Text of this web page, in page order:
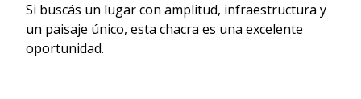
Si buscás un lugar con amplitud, infraestructura y
un paisaje único, esta chacra es una excelente
oportunidad.